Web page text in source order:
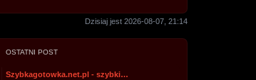
Dzisiaj jest 2026-08-07, 21:14
OSTATNI POST
Szybkagotowka.net.pl - szybki…